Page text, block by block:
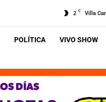
2 C Villa
POLÍTICA VIVO SHOW